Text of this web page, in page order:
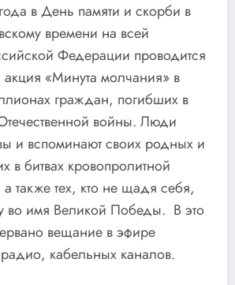
в День памяти и скорби в
времени на всей
Федерации проводится
акция «Минута молчания» в
граждан, погибших в
войны. Люди
и вспоминают своих родных и
в битвах кровопролитной
также тех, кто не щадя себя,
во имя Великой Победы. В это
вещание в эфире
кабельных каналов.